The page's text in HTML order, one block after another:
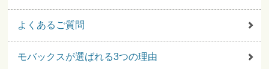
よくあるご質問
モバックスが選ばれる3つの理由